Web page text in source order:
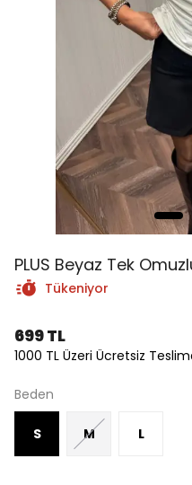
PLUS Beyaz Tek
Tükeniyor
699 TL
1000 TL Üzeri Ücretsiz
Beden
S M L